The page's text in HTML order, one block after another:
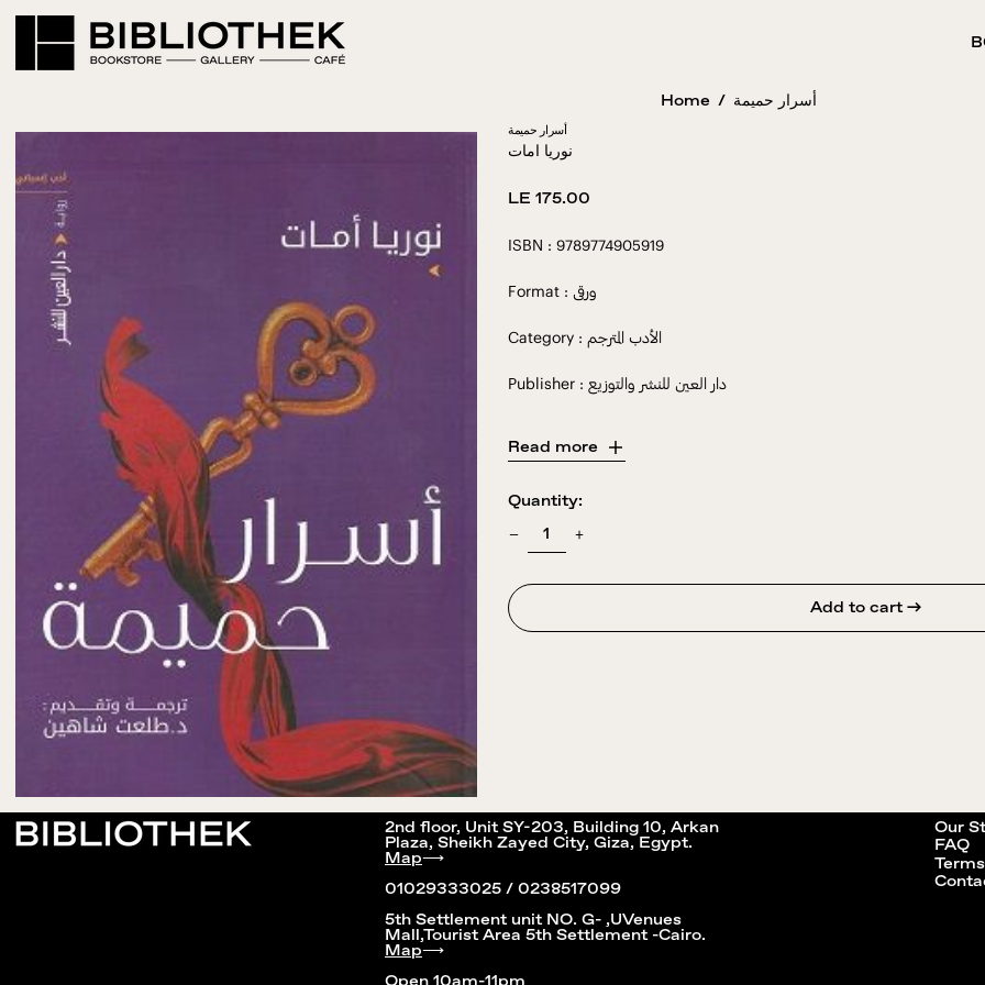
Home / أسرار حميمة
أسرار حميمة
نوريا امات
Regular
LE 175.00
ISBN : 9789774905919
Format : ورقى
Category : الأدب المترجم
Publisher : دار العين للنشر والتوزيع
Read more
Quantity:
Add to cart →
2nd floor, Unit SY-203, Building 10, Arkan
Plaza, Sheikh Zayed City, Giza, Egypt.
Map⟶
01029333025 / 0238517099
5th Settlement unit NO. G- ,UVenues
Mall,Tourist Area 5th Settlement -Cairo.
Map⟶
Our
FAQ